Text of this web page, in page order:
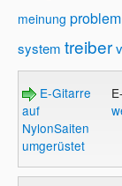
meinung problem
system treiber
E-Gitarre
auf
NylonSaiten
umgerüstet